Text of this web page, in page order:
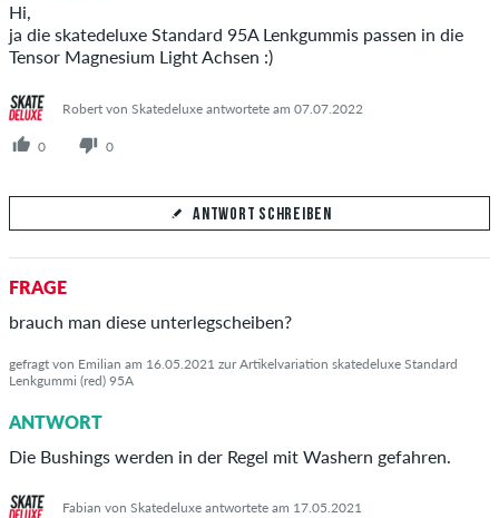
Hi,
ja die skatedeluxe Standard 95A Lenkgummis passen in die
Tensor Magnesium Light Achsen :)
Robert von Skatedeluxe antwortete am 07.07.2022
0 0
ANTWORT SCHREIBEN
Beantworte hier die Frage von Erre
FRAGE
brauch man diese unterlegscheiben?
gefragt von Emilian am 16.05.2021 zur Artikelvariation skatedeluxe Standard
Lenkgummi (red) 95A
ANTWORT
Die Bushings werden in der Regel mit Washern gefahren.
Fabian von Skatedeluxe antwortete am 17.05.2021